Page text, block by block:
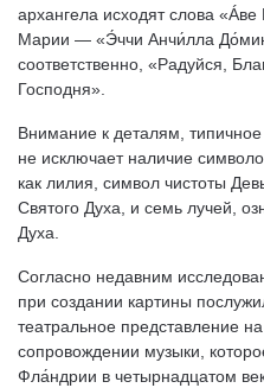
архангела исходят слова
Марии — «Э́ччи Анчи́лла
соответственно, «Радуйся,
Господня».
Внимание к деталям,
не исключает наличие
как лилия, символ чистоты
Святого Духа, и семь лучей,
Духа.
Согласно недавним
при создании картины
театральное представление
сопровождении музыки,
Фла́ндрии в четырнадцатом